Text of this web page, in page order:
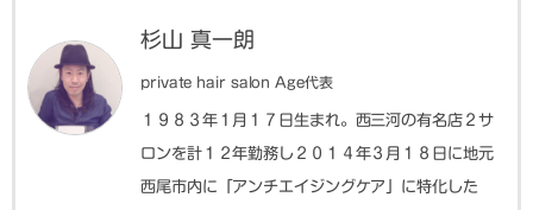
杉山 真一朗
private hair salon Age代表
１９８３年１月１７日生まれ。西三河の有名店２サ
ロンを計１２年勤務し２０１４年３月１８日に地元
西尾市内に「アンチエイジングケア」に特化した